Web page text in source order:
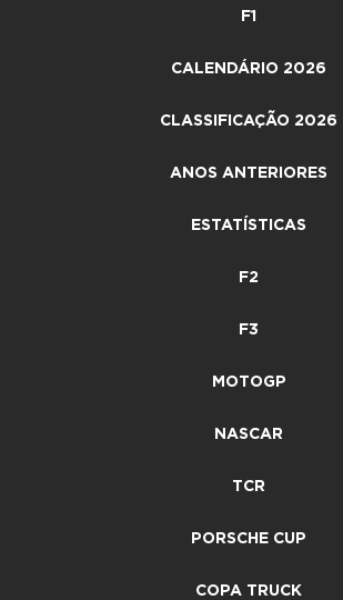
F1
CALENDÁRIO 2026
CLASSIFICAÇÃO 2026
ANOS ANTERIORES
ESTATÍSTICAS
F2
F3
MOTOGP
NASCAR
TCR
PORSCHE CUP
COPA TRUCK